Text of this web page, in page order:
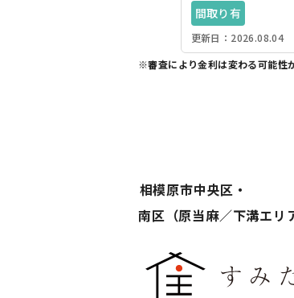
間取り有
更新日：2026.08.04
※審査により金利は変わる可能性
相模原市中央区・
南区（原当麻／下溝エリ